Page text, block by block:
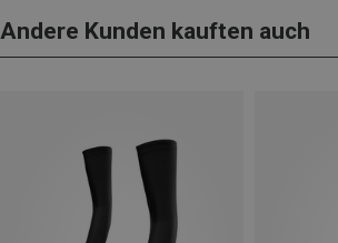
Andere Kunden kauften auch